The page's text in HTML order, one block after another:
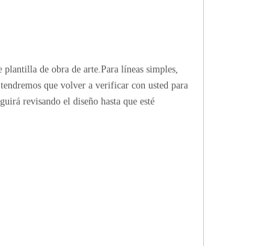
de obra de arte.Para líneas simples,
que volver a verificar con usted para
revisando el diseño hasta que esté